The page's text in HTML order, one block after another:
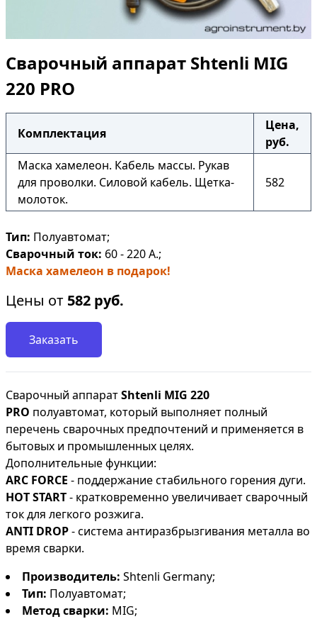
Сварочный аппарат Shtenli МIG
220 PRO
Комплектация
Цена,
руб.
Маска хамелеон. Кабель массы. Рукав
для проволки. Силовой кабель. Щетка-
молоток.
582
Тип: Полуавтомат;
Сварочный ток: 60 - 220 А.;
Маска хамелеон в подарок!
Цены от 582 руб.
Заказать
Сварочный аппаратShtenli МIG 220
PRO полуавтомат, который выполняет полный
перечень сварочных предпочтений и применяется в
бытовых и промышленных целях.
Дополнительные функции:
ARC FORCE - поддержание стабильного горения дуги.
HOT START- кратковременно увеличивает сварочный
ток для легкого розжига.
ANTI DROP- система антиразбрызгивания металла во
время сварки.
Производитель: Shtenli Germany;
Тип: Полуавтомат;
Метод сварки: MIG;